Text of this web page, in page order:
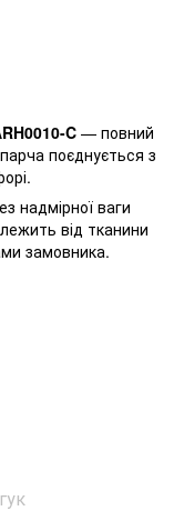
C — повний
поєднується з
надмірної ваги
від тканини
замовника.